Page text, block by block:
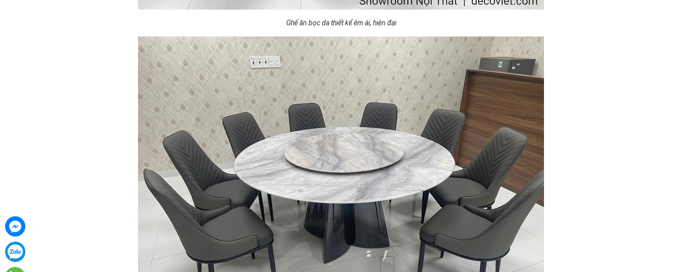
Ghế ăn bọc da thiết kế êm ái, hiện đại